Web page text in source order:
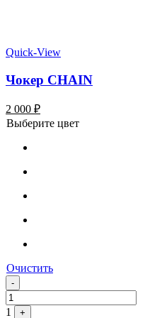
Quick-View
Чокер CHAIN
2 000 ₽
Выберите цвет
Очистить
Quantity
-
1
+